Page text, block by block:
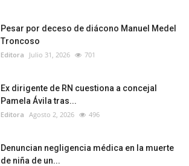
Pesar por deceso de diácono Manuel Medel
Troncoso
Editora Julio 31, 2026 701
Ex dirigente de RN cuestiona a concejal
Pamela Ávila tras...
Editora Agosto 2, 2026 496
Denuncian negligencia médica en la muerte
de niña de un...